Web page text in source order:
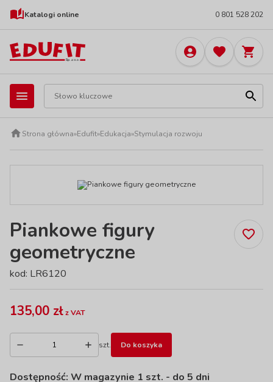
Katalogi online 0 801 528 202
Strona główna»Edufit»Edukacja»Stymulacja rozwoju
Piankowe figury
geometryczne
kod: LR6120
135,00 złz VAT
szt. Do koszyka
Dostępność: W magazynie 1 szt. - do 5 dni